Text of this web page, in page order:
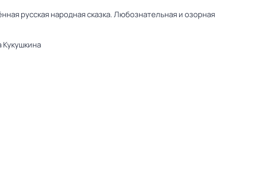
русская народная сказка. Любознательная и озорная
Кукушкина